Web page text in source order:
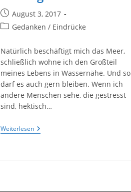
Beitrag
veröffentlicht:
August 3, 2017
Beitrags-
Gedanken / Eindrücke
Natürlich beschäftigt mich das Meer,
schließlich wohne ich den Großteil
meines Lebens in Wassernähe. Und so
darf es auch gern bleiben. Wenn ich
andere Menschen sehe, die gestresst
sind, hektisch…
WeiterlesenMeer
Macht